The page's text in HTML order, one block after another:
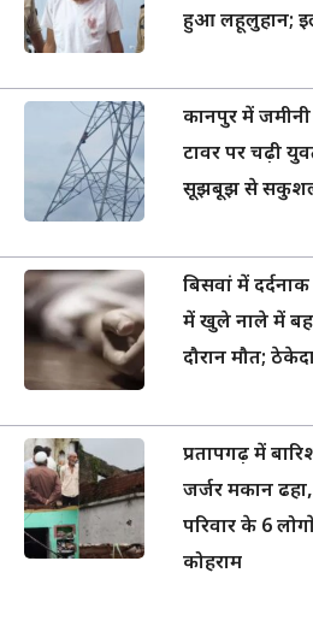
हुआ लहूलुहान;
कानपुर में
टावर पर चढ़ी
सूझबूझ से सकुशल
बिसवां में
में खुले नाले में
दौरान मौत;
प्रतापगढ़ में
जर्जर मकान
परिवार के 6
कोहराम